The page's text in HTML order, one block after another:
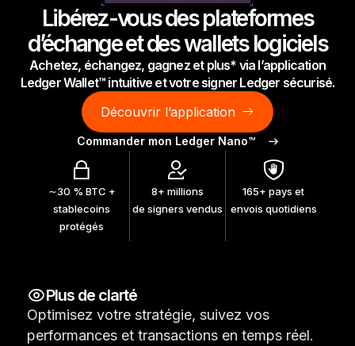
À votre image
COLORIS INÉDITS
Ledger NanoClassics
Solution à toute épreuve
Découvrir
Wallets physiques
Solutions de récupération
Éditions limitées
Libérez-vous des plateformes
d’échange et des wallets logiciels
Achetez, échangez, gagnez et plus* via l’application
Ledger Wallet™ intuitive et votre signer Ledger sécurisé.
Découvrir l’application
Commander mon Ledger Nano™
∼30 % BTC +
stablecoins
protégés
8+ millions
de signers vendus
165+ pays et
envois quotidiens
Plus de clarté
Optimisez votre stratégie, suivez vos
performances et transactions en temps réel.